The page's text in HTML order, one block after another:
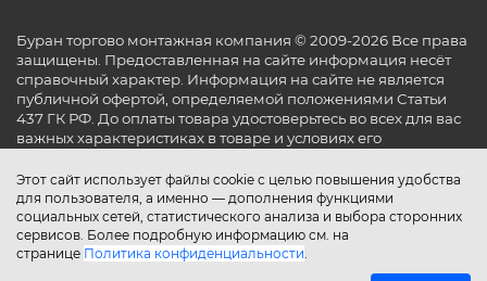
Этот сайт использует файлы cookie с целью повышения удобства
для пользователя, а именно — дополнения функциями
социальных сетей, статистического анализа и выбора сторонних
сервисов. Более подробную информацию см. на
странице Политика конфиденциальности.
Буран торгово монтажная компания © 2009-2026 Все права
защищены. Предоставленная на сайте информация несёт
справочный характер. Информация на сайте не является
публичной офертой, определяемой положениями Статьи
437 ГК РФ. До оплаты товара удостоверьтесь во всех для вас
важных характеристиках в товаре и условиях его